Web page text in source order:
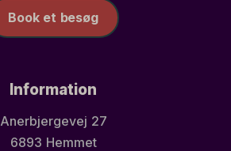
Book et besøg
Information
Anerbjergevej 27
6893 Hemmet